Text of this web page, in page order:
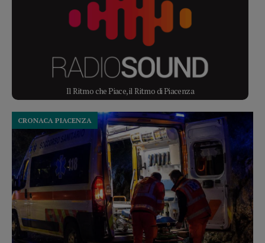
Il Ritmo che Piace, il Ritmo di Piacenza
CRONACA PIACENZA